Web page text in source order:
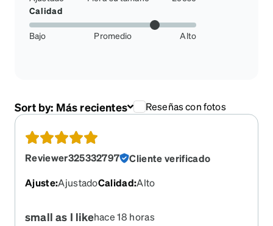
Calidad
Bajo Promedio Alto
Sort by: Más recientes Reseñas con fotos
Reviewer325332797
Cliente verificado
Ajuste:AjustadoCalidad:Alto
small as I likehace 18 horas